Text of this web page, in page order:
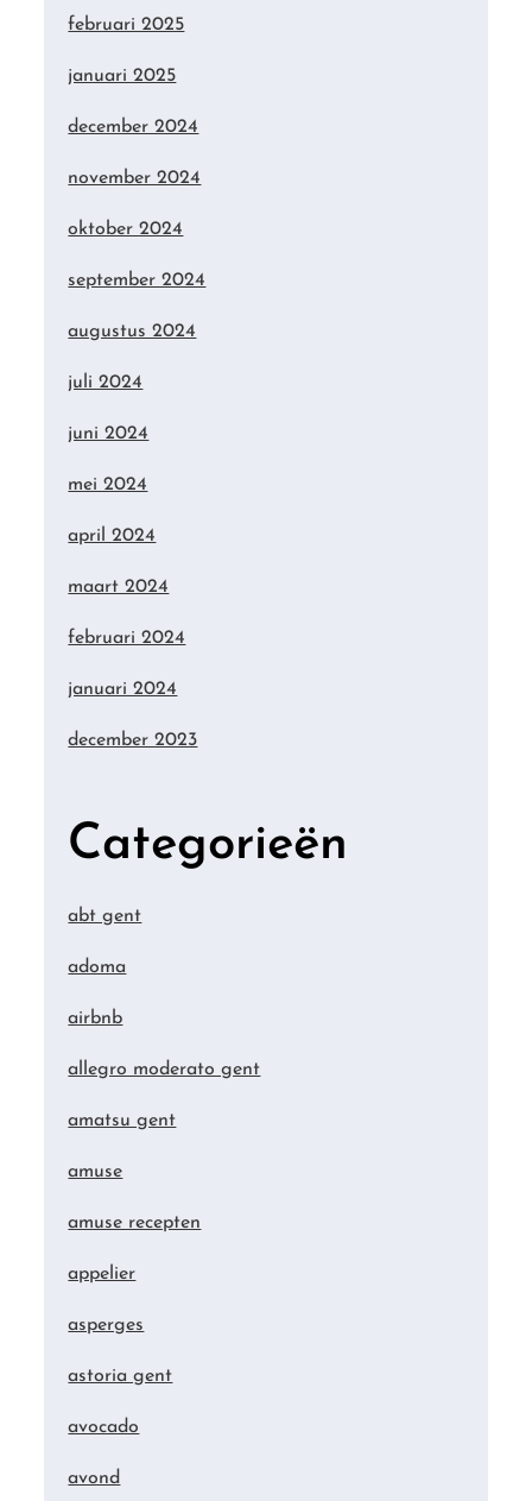
februari 2025
januari 2025
december 2024
november 2024
oktober 2024
september 2024
augustus 2024
juli 2024
juni 2024
mei 2024
april 2024
maart 2024
februari 2024
januari 2024
december 2023
Categorieën
abt gent
adoma
airbnb
allegro moderato gent
amatsu gent
amuse
amuse recepten
appelier
asperges
astoria gent
avocado
avond